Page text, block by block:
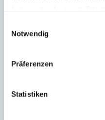
haben oder die sie im
Notwendig
Präferenzen
Statistiken
Welche Vorteile
Altstadt?
Die Region gilt als eine
Investoren schätzen die